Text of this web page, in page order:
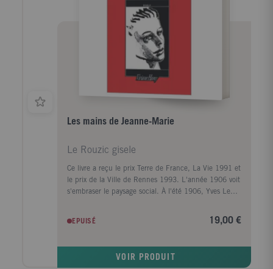
Les mains de Jeanne-Marie
Le Rouzic gisele
Ce livre a reçu le prix Terre de France, La Vie 1991 et
le prix de la Ville de Rennes 1993. L'année 1906 voit
s'embraser le paysage social. À l'été 1906, Yves Le
venu de la campagne, et la pasionaria au " visage
d'ange " vont vivre un amour étrange et douloureux,
d'Hennebont. Roman d'amour et d'initiation, fresque
EPUISÉ 19,00 €
VOIR PRODUIT